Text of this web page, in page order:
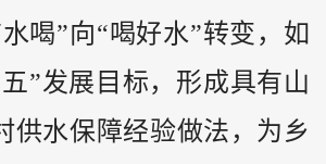
喝”向“喝好水”转变，如
”发展目标，形成具有山
供水保障经验做法，为乡